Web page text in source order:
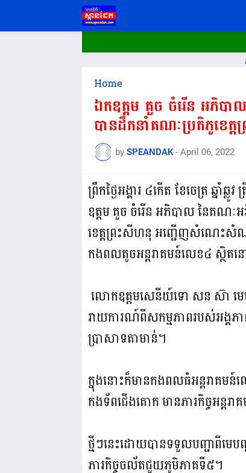
Home
ឯកឧត្តម គួច ចំរើន អភិប
បានដឹកនាំគណៈប្រតិភូខេត្
by SPEANDAK - April 06, 2022
ព្រឹកថ្ងៃអង្គារ ៤កើត ខែចេត្រ ឆ្ន
ឧត្តម គួច ចំរើន អភិបាល នៃគណ
ខេត្តព្រះសីហនុ អញ្ជើញសំណេះសំ
កងពលតូចអន្តរាគមន៍លេខ៤ ស្ថិតន
លោកឧត្តមសេនីយ៍ទោ សន ស៊ា មេបញ្
រាយការណ៍ពីសកម្មភាពរបស់អង្គភា
ប្រាសាទតាមាន់។
ក្នុងនោះក៏មានកងពលធំអន្តរាគម
កងទ័ពជើងគោក មានភារកិច្ចអន្តរ
ថ្មីៗនេះដោយបានទទួលបញ្ជាពីមេ
ភារកិច្ចចល័តជួយភូមិភាគទី៥។